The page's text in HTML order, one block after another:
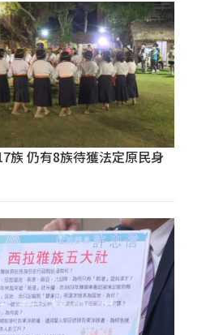
族 仍有8族待獲法定原民身